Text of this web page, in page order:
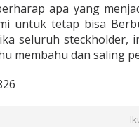
l
a
D
i
apa yang
untuk tetap bisa
seluruh steckholder,
membahu dan saling